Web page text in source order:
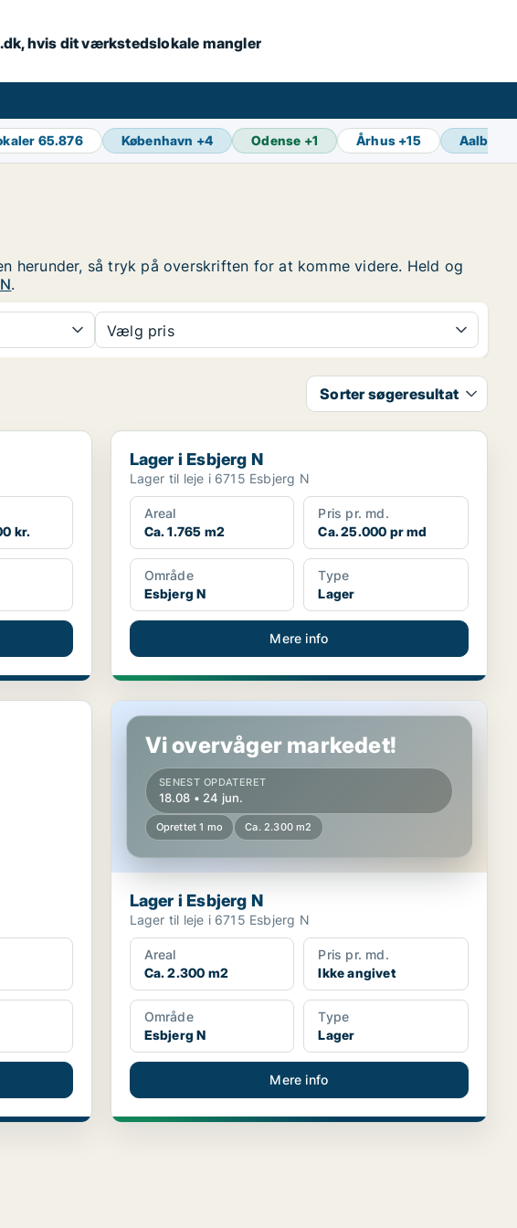
hvis dit værkstedslokale mangler
65.876 København +4 Odense +1 Århus +15 Aalborg
herunder, så tryk på overskriften for at komme videre. Held og
.
Vælg pris
Sorter søgeresultat
kr.
Lager i Esbjerg N
Lager i Esbjerg N
Lager til leje i 6715 Esbjerg N
Areal
Ca. 1.765 m2
Pris pr. md.
Ca. 25.000 pr md
Område
Esbjerg N
Type
Lager
Mere info
Lager i Esbjerg N
Vi overvåger markedet!
SENEST OPDATERET
18.08 • 24 jun.
Oprettet 1 mo Ca. 2.300 m2
Lager i Esbjerg N
Lager til leje i 6715 Esbjerg N
Areal
Ca. 2.300 m2
Pris pr. md.
Ikke angivet
Område
Esbjerg N
Type
Lager
Mere info